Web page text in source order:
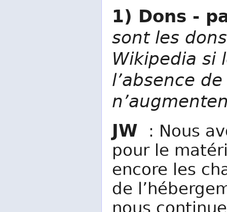
1) Dons -
sont les
Wikipedia si
l’absence
JW : Nous
pour le
encore les
de